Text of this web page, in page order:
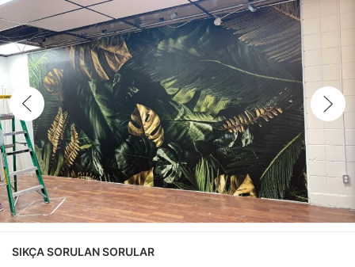
SIKÇA SORULAN SORULAR